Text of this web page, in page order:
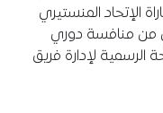
الإتحاد المنستيري
من منافسة دوري
الرسمية لإدارة فريق